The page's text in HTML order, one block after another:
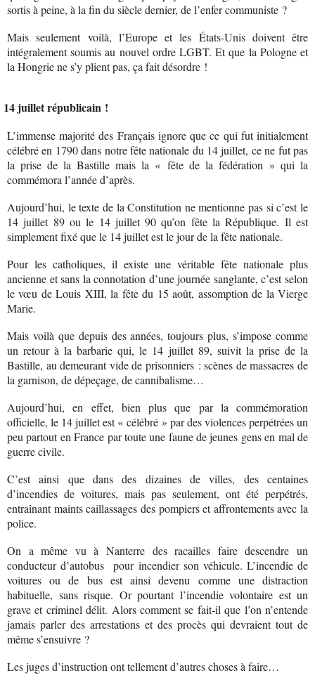
sortis à peine, à la fin du siècle dernier, de l’enfer communiste ?
Mais seulement voilà, l’Europe et les États-Unis doivent être
intégralement soumis au nouvel ordre LGBT. Et que la Pologne et
la Hongrie ne s’y plient pas, ça fait désordre !
14 juillet républicain !
L’immense majorité des Français ignore que ce qui fut initialement
célébré en 1790 dans notre fête nationale du 14 juillet, ce ne fut pas
la prise de la Bastille mais la « fête de la fédération » qui la
commémora l’année d’après.
Aujourd’hui, le texte de la Constitution ne mentionne pas si c’est le
14 juillet 89 ou le 14 juillet 90 qu’on fête la République. Il est
simplement fixé que le 14 juillet est le jour de la fête nationale.
Pour les catholiques, il existe une véritable fête nationale plus
ancienne et sans la connotation d’une journée sanglante, c’est selon
le vœu de Louis XIII, la fête du 15 août, assomption de la Vierge
Marie.
Mais voilà que depuis des années, toujours plus, s’impose comme
un retour à la barbarie qui, le 14 juillet 89, suivit la prise de la
Bastille, au demeurant vide de prisonniers : scènes de massacres de
la garnison, de dépeçage, de cannibalisme…
Aujourd’hui, en effet, bien plus que par la commémoration
officielle, le 14 juillet est « célébré » par des violences perpétrées un
peu partout en France par toute une faune de jeunes gens en mal de
guerre civile.
C’est ainsi que dans des dizaines de villes, des centaines
d’incendies de voitures, mais pas seulement, ont été perpétrés,
entraînant maints caillassages des pompiers et affrontements avec la
police.
On a même vu à Nanterre des racailles faire descendre un
conducteur d’autobus
pour incendier son véhicule. L’incendie de
voitures ou de bus est ainsi devenu comme une distraction
habituelle, sans risque. Or pourtant l’incendie volontaire est un
grave et criminel délit. Alors comment se fait-il que l’on n’entende
jamais parler des arrestations et des procès qui devraient tout de
même s’ensuivre ?
Les juges d’instruction ont tellement d’autres choses à faire…